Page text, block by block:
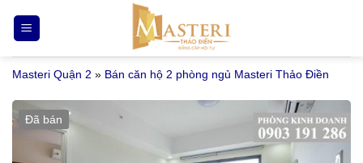
qua
nội
dung
Masteri Quận 2 » Bán căn hộ 2 phòng ngủ Masteri Thảo Điền
Đã bán